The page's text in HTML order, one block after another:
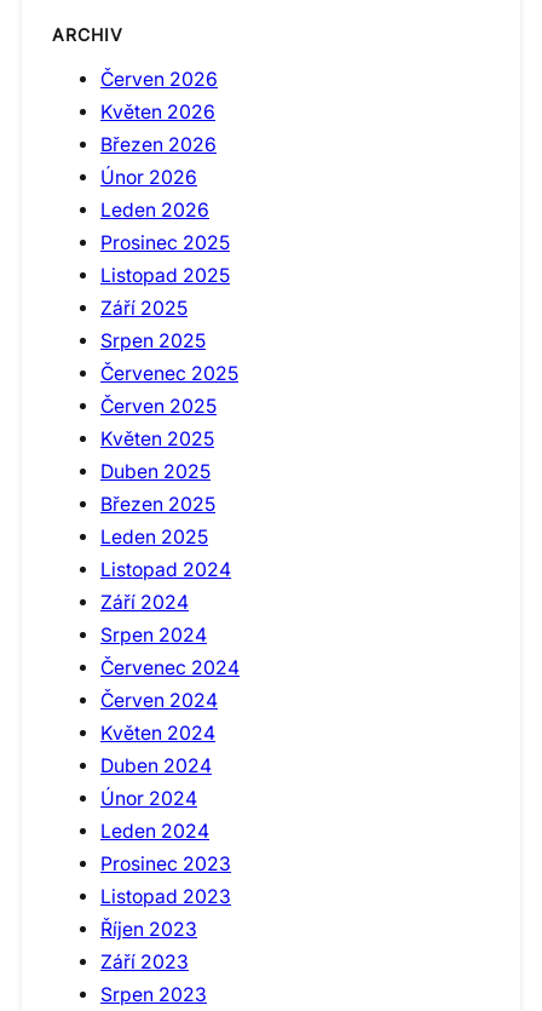
ARCHIV
Červen 2026
Květen 2026
Březen 2026
Únor 2026
Leden 2026
Prosinec 2025
Listopad 2025
Září 2025
Srpen 2025
Červenec 2025
Červen 2025
Květen 2025
Duben 2025
Březen 2025
Leden 2025
Listopad 2024
Září 2024
Srpen 2024
Červenec 2024
Červen 2024
Květen 2024
Duben 2024
Únor 2024
Leden 2024
Prosinec 2023
Listopad 2023
Říjen 2023
Září 2023
Srpen 2023